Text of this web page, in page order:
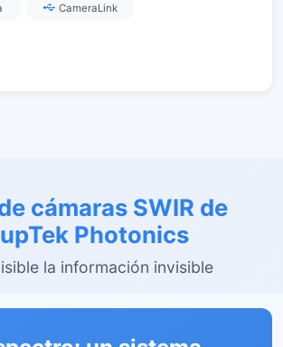
CameraLink
cámaras SWIR de
Photonics
la información invisible